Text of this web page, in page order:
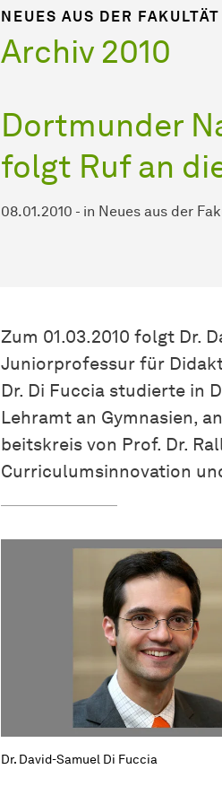
NEUES AUS DER FAKULTÄT
Archiv 2010
Dortmunder
folgt Ruf an
08.01.2010 - in Neues aus der
Zum 01.03.2010 folgt Dr.
Juniorprofessur für
Dr. Di Fuccia studierte in
Lehramt an Gymnasien,
beits­kreis von Prof. Dr.
Curriculumsinnovation
Dr. David-Samuel Di Fuccia